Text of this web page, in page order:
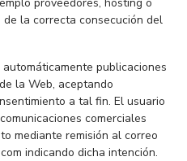
la correcta consecución del
publicaciones
la Web, aceptando
a tal fin. El usuario
comerciales
mediante remisión al correo
indicando dicha intención.